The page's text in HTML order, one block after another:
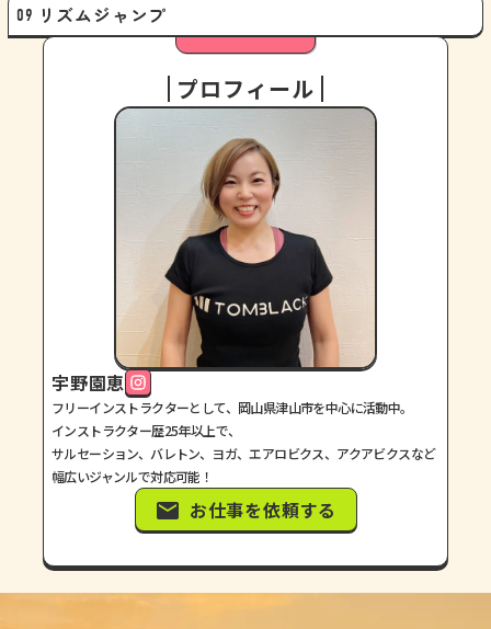
リズムジャンプ
プロフィール
宇野園恵
フリーインストラクターとして、岡山県津山市を中心に活動中。
インストラクター歴25年以上で、
サルセーション、バレトン、ヨガ、エアロビクス、アクアビクスなど
幅広いジャンルで対応可能！
お仕事を依頼する